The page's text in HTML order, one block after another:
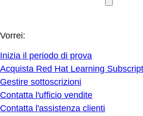
Vorrei:
Inizia il periodo di prova
Acquista Red Hat Learning
Gestire sottoscrizioni
Contatta l'ufficio vendite
Contatta l'assistenza clienti